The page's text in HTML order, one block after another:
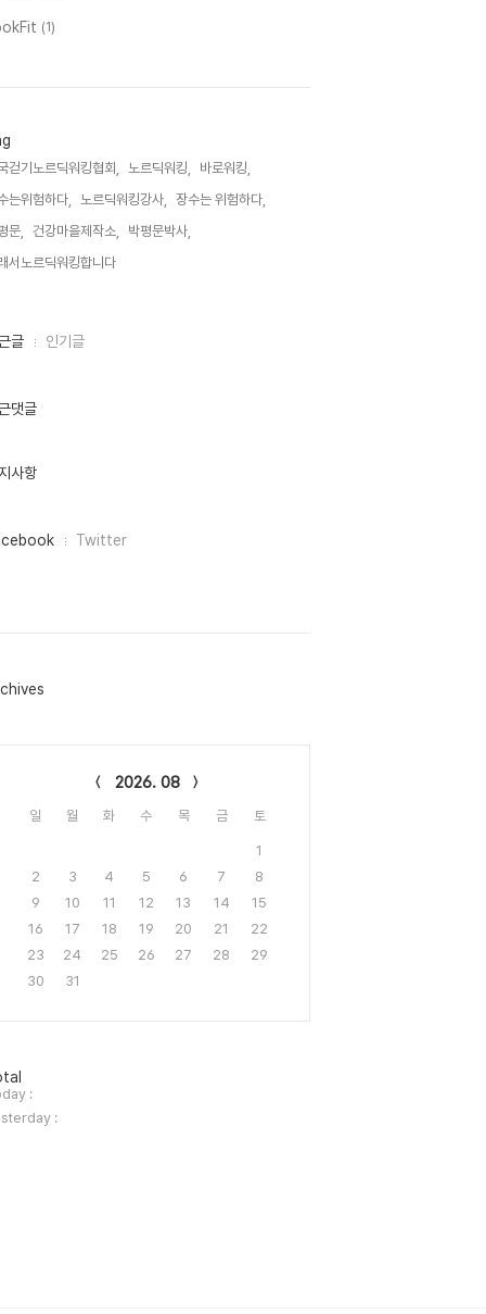
(1)
걷기노르딕워킹협회, 노르딕워킹,
바로워킹,
는위험하다,
노르딕워킹강사,
장수는 위험하다,
문,
건강마을제작소,
박평문박사,
서노르딕워킹합니다,
글 인기글
댓글
사항
Twitter
2026. 08
일 월 화 수 목 금 토
1
2
3 4 5 6 7
8
9
10 11 12 13 14
15
16
17 18 19 20 21
22
23
24 25 26 27 28
29
30
31
:
: